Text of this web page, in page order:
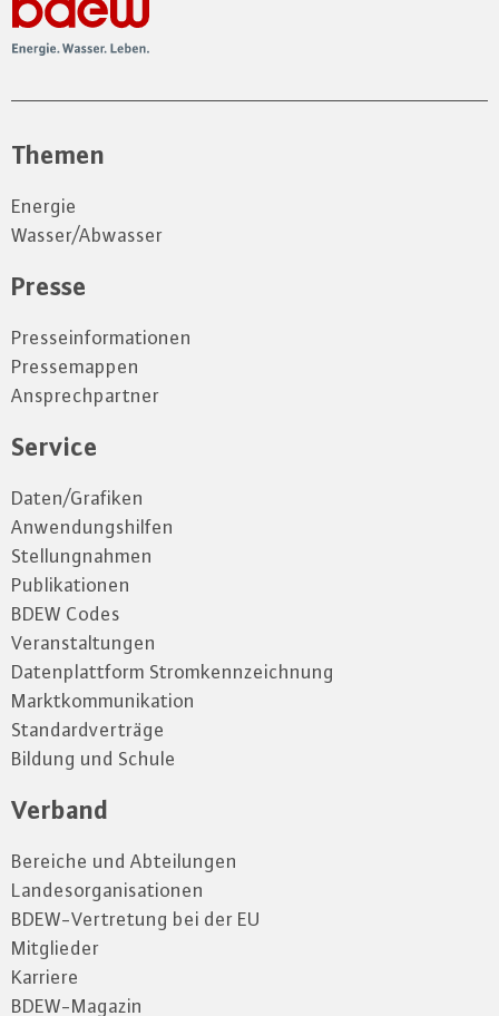
Themen
Energie
Wasser/Abwasser
Presse
Presseinformationen
Pressemappen
Ansprechpartner
Service
Daten/Grafiken
Anwendungshilfen
Stellungnahmen
Publikationen
BDEW Codes
Veranstaltungen
Datenplattform Stromkennzeichnung
Marktkommunikation
Standardverträge
Bildung und Schule
Verband
Bereiche und Abteilungen
Landesorganisationen
BDEW-Vertretung bei der EU
Mitglieder
Karriere
BDEW-Magazin